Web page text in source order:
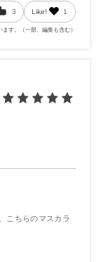
3 Like! 1
す。（一部、編集も含む）
こちらのマスカラ